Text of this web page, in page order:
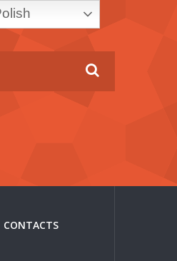
CONTACTS